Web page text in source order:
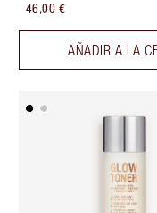
46,00 €
AÑADIR A LA